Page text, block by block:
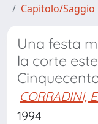
Capitolo/Saggio
Una festa
la corte
CORRADINI,
1994